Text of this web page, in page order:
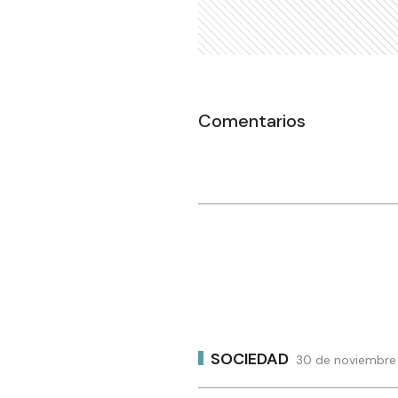
Comentarios
SOCIEDAD 30 de